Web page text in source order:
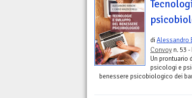
diAlessandro
Convoy n. 53
Un prontuario
psicologi e
benessere psicobiologico dei